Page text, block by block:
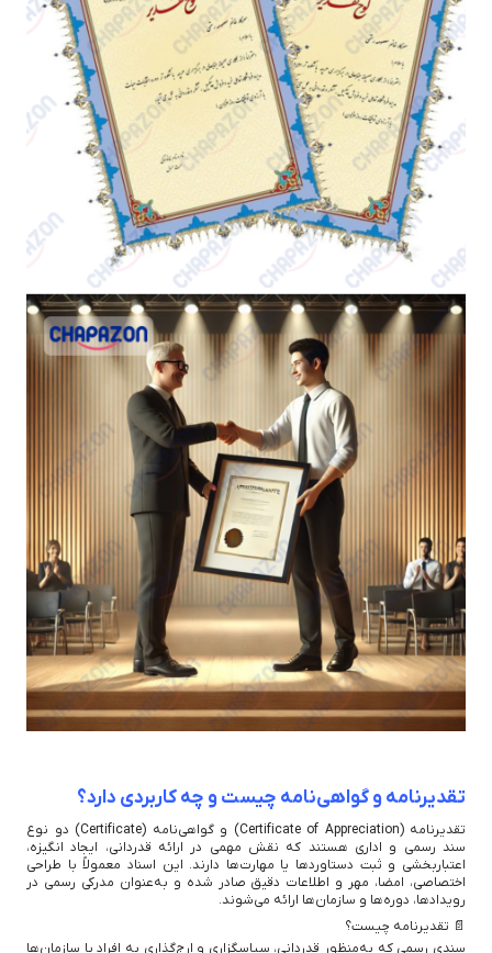
تقدیرنامه و گواهی‌نامه چیست و چه کاربردی دارد؟
تقدیرنامه (Certificate of Appreciation) و گواهی‌نامه (Certificate) دو نوع
سند رسمی و اداری هستند که نقش مهمی در ارائه قدردانی، ایجاد انگیزه،
اعتباربخشی و ثبت دستاوردها یا مهارت‌ها دارند. این اسناد معمولاً با طراحی
اختصاصی، امضا، مهر و اطلاعات دقیق صادر شده و به‌عنوان مدرکی رسمی در
رویدادها، دوره‌ها و سازمان‌ها ارائه می‌شوند.
📄 تقدیرنامه چیست؟
سندی رسمی که به‌منظور قدردانی، سپاسگزاری و ارج‌گذاری به افراد یا سازمان‌ها